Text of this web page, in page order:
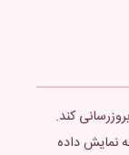
کند.
نمایش داده